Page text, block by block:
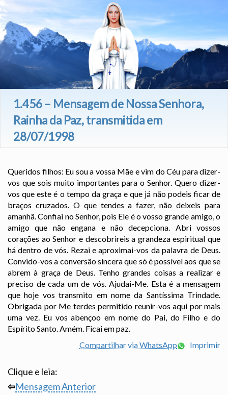
1.456 – Mensagem de Nossa Senhora,
Rainha da Paz, transmitida em
28/07/1998
Queridos filhos: Eu sou a vossa Mãe e vim do Céu para dizer-
vos que sois muito importantes para o Senhor. Quero dizer-
vos que este é o tempo da graça e que já não podeis ficar de
braços cruzados. O que tendes a fazer, não deixeis para
amanhã. Confiai no Senhor, pois Ele é o vosso grande amigo, o
amigo que não engana e não decepciona. Abri vossos
corações ao Senhor e descobrireis a grandeza espiritual que
há dentro de vós. Rezai e aproximai-vos da palavra de Deus.
Convido-vos a conversão sincera que só é possível aos que se
abrem à graça de Deus. Tenho grandes coisas a realizar e
preciso de cada um de vós. Ajudai-Me. Esta é a mensagem
que hoje vos transmito em nome da Santíssima Trindade.
Obrigada por Me terdes permitido reunir-vos aqui por mais
uma vez. Eu vos abençoo em nome do Pai, do Filho e do
Espírito Santo. Amém. Ficai em paz.
Compartilhar via WhatsApp
Imprimir
Clique e leia:
⇦Mensagem Anterior